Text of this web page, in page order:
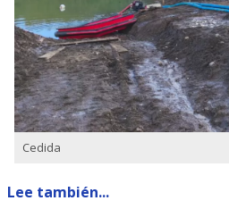
Cedida
Lee también...